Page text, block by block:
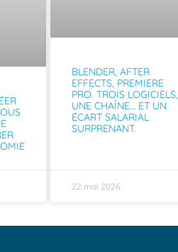
BLENDER, AFTER
EFFECTS, PREMIERE
PRO. TROIS LOGICIELS,
UNE CHAÎNE… ET UN
ÉCART SALARIAL
SURPRENANT.
22 mai 2026